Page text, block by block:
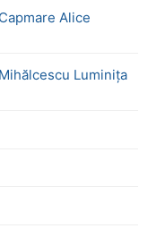
Alice
Luminița